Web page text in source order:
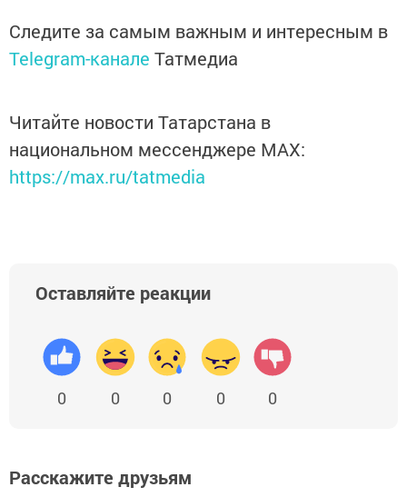
Следите за самым важным и интересным в
Telegram-канале Татмедиа
Читайте новости Татарстана в
национальном мессенджере MАХ:
https://max.ru/tatmedia
Оставляйте реакции
0 0 0 0 0
Расскажите друзьям